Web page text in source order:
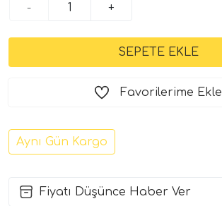
- +
Favorilerime Ekle
Aynı Gün Kargo
Fiyatı Düşünce Haber Ver